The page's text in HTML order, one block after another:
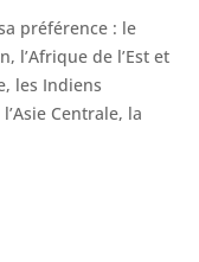
préférence : le
l’Afrique de l’Est et
les Indiens
Centrale, la